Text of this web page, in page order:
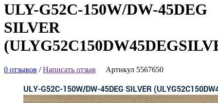
ULY-G52C-150W/DW-45DEG
SILVER
0 отзывов /Написать отзыв Артикул 5567650